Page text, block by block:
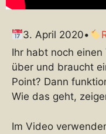
3. April 2020•
Ihr habt noch
über und braucht
Point? Dann
Wie das geht,
Im Video